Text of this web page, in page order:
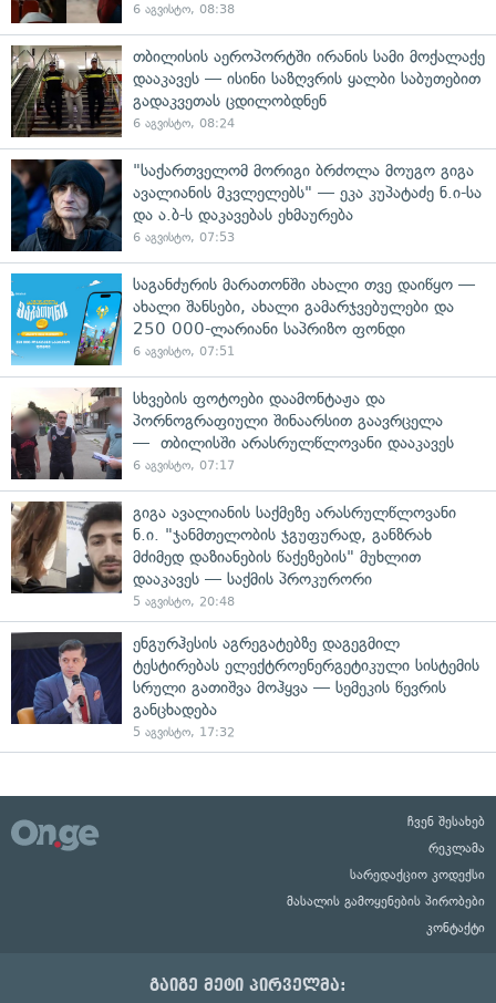
6 აგვისტო, 08:38
თბილისის აეროპორტში ირანის სამი მოქალაქე
დააკავეს — ისინი საზღვრის ყალბი საბუთებით
გადაკვეთას ცდილობდნენ
6 აგვისტო, 08:24
"საქართველომ მორიგი ბრძოლა მოუგო გიგა
ავალიანის მკვლელებს" — ეკა კუპატაძე ნ.ი-სა
და ა.ბ-ს დაკავებას ეხმაურება
6 აგვისტო, 07:53
საგანძურის მარათონში ახალი თვე დაიწყო —
ახალი შანსები, ახალი გამარჯვებულები და
250 000-ლარიანი საპრიზო ფონდი
6 აგვისტო, 07:51
სხვების ფოტოები დაამონტაჟა და
პორნოგრაფიული შინაარსით გაავრცელა
— თბილისში არასრულწლოვანი დააკავეს
6 აგვისტო, 07:17
გიგა ავალიანის საქმეზე არასრულწლოვანი
ნ.ი. "ჯანმთელობის ჯგუფურად, განზრახ
მძიმედ დაზიანების წაქეზების" მუხლით
დააკავეს — საქმის პროკურორი
5 აგვისტო, 20:48
ენგურჰესის აგრეგატებზე დაგეგმილ
ტესტირებას ელექტროენერგეტიკული სისტემის
სრული გათიშვა მოჰყვა — სემეკის წევრის
განცხადება
5 აგვისტო, 17:32
ჩვენ შესახებ
რეკლამა
სარედაქციო კოდექსი
მასალის გამოყენების პირობები
კონტაქტი
გაიგე მეტი პირველმა: